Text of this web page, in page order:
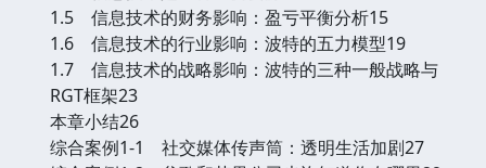
1.5 信息技术的财务影响：盈亏平衡分析15
1.6 信息技术的行业影响：波特的五力模型19
1.7 信息技术的战略影响：波特的三种一般战略与
RGT框架23
本章小结26
综合案例1-1 社交媒体传声筒：透明生活加剧27